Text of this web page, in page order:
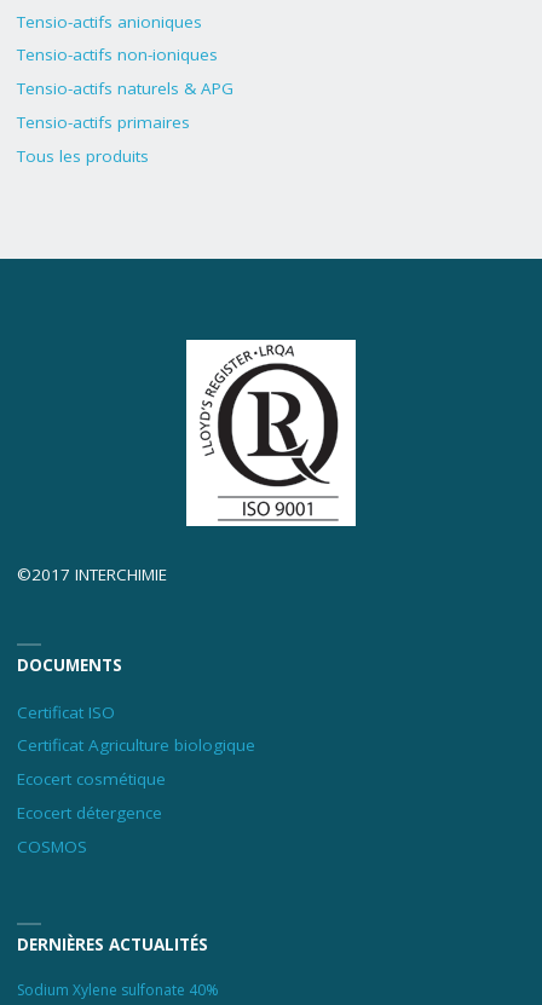
Tensio-actifs anioniques
Tensio-actifs non-ioniques
Tensio-actifs naturels & APG
Tensio-actifs primaires
Tous les produits
©2017 INTERCHIMIE
DOCUMENTS
Certificat ISO
Certificat Agriculture biologique
Ecocert cosmétique
Ecocert détergence
COSMOS
DERNIÈRES ACTUALITÉS
Sodium Xylene sulfonate 40%